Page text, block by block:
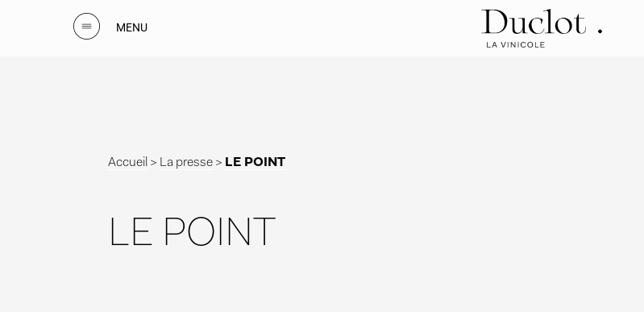
MENU
Accueil > La presse > LE POINT
LE POINT